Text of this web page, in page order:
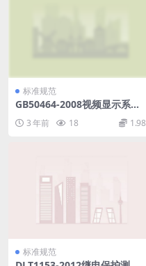
标准规范
GB50464-2008视频显示系统
3 年前 18 1.98
标准规范